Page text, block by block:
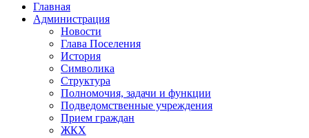
Главная
Администрация
Новости
Глава Поселения
История
Символика
Структура
Полномочия, задачи и функции
Подведомственные учреждения
Прием граждан
ЖКХ